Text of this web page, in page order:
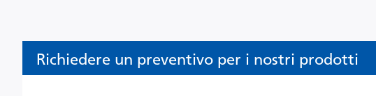
Richiedere un preventivo per i nostri prodotti